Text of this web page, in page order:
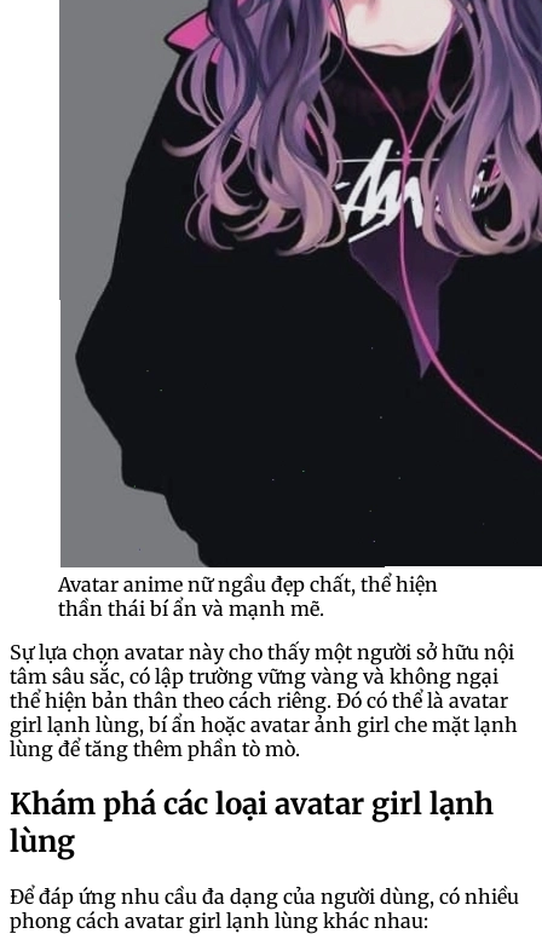
Avatar anime nữ ngầu đẹp chất, thể hiện
thần thái bí ẩn và mạnh mẽ.
Sự lựa chọn avatar này cho thấy một người sở hữu nội
tâm sâu sắc, có lập trường vững vàng và không ngại
thể hiện bản thân theo cách riêng. Đó có thể là avatar
girl lạnh lùng, bí ẩn hoặc avatar ảnh girl che mặt lạnh
lùng để tăng thêm phần tò mò.
Khám phá các loại avatar girl lạnh
lùng
Để đáp ứng nhu cầu đa dạng của người dùng, có nhiều
phong cách avatar girl lạnh lùng khác nhau: